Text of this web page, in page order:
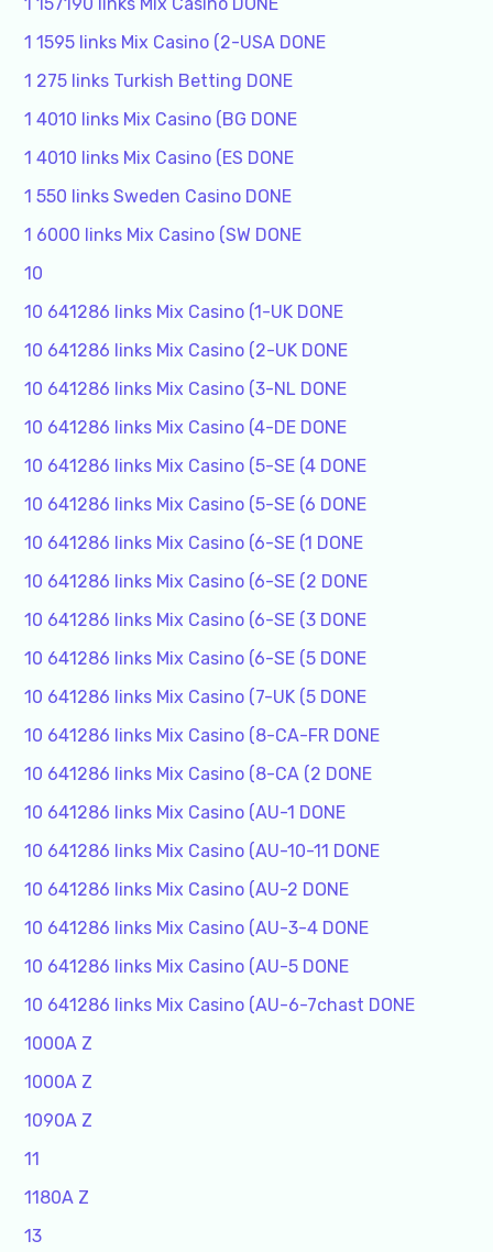
1 1595 links Mix Casino (2-USA DONE
1 275 links Turkish Betting DONE
1 4010 links Mix Casino (BG DONE
1 4010 links Mix Casino (ES DONE
1 550 links Sweden Casino DONE
1 6000 links Mix Casino (SW DONE
10
10 641286 links Mix Casino (1-UK DONE
10 641286 links Mix Casino (2-UK DONE
10 641286 links Mix Casino (3-NL DONE
10 641286 links Mix Casino (4-DE DONE
10 641286 links Mix Casino (5-SE (4 DONE
10 641286 links Mix Casino (5-SE (6 DONE
10 641286 links Mix Casino (6-SE (1 DONE
10 641286 links Mix Casino (6-SE (2 DONE
10 641286 links Mix Casino (6-SE (3 DONE
10 641286 links Mix Casino (6-SE (5 DONE
10 641286 links Mix Casino (7-UK (5 DONE
10 641286 links Mix Casino (8-CA-FR DONE
10 641286 links Mix Casino (8-CA (2 DONE
10 641286 links Mix Casino (AU-1 DONE
10 641286 links Mix Casino (AU-10-11 DONE
10 641286 links Mix Casino (AU-2 DONE
10 641286 links Mix Casino (AU-3-4 DONE
10 641286 links Mix Casino (AU-5 DONE
10 641286 links Mix Casino (AU-6-7chast DONE
1000A Z
1000A Z
1090A Z
11
1180A Z
13